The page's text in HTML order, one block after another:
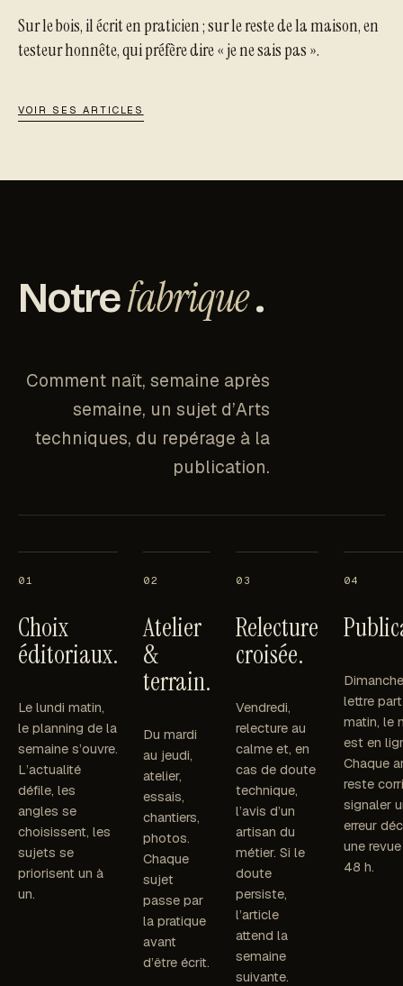
Sur le bois, il écrit en praticien ; sur le reste de la maison, en
testeur honnête, qui préfère dire « je ne sais pas ».
VOIR SES ARTICLES
Notrefabrique.
Comment naît, semaine après
semaine, un sujet d’Arts
techniques, du repérage à la
publication.
Choix
éditoriaux.
Le lundi matin,
le planning de la
semaine s’ouvre.
L’actualité
défile, les
angles se
choisissent, les
sujets se
priorisent un à
un.
Atelier
&
terrain.
Du mardi
au jeudi,
atelier,
essais,
chantiers,
photos.
Chaque
sujet
passe par
la pratique
avant
d’être écrit.
Relecture
croisée.
Vendredi,
relecture au
calme et, en
cas de doute
technique,
l’avis d’un
artisan du
métier. Si le
doute
persiste,
l’article
attend la
semaine
suivante.
lettre
matin, le
est en
Chaque
reste
signaler
erreur
une
48 h.